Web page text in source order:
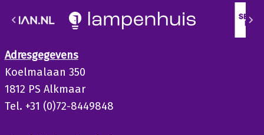
Adresgegevens
Koelmalaan 350
1812 PS Alkmaar
Tel. +31 (0)72-8449848